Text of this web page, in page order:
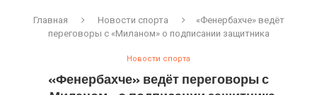
Главная Новости спорта
«Фенербахче» ведёт
переговоры с «Миланом» о подписании защитника
Новости спорта
«Фенербахче» ведёт переговоры с